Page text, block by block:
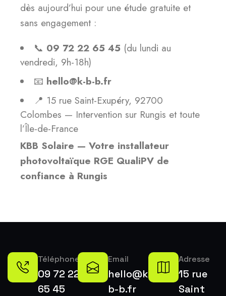
dès aujourd’hui pour une étude gratuite et
sans engagement :
📞 09 72 22 65 45 (du lundi au
vendredi, 9h-18h)
📧 hello@k-b-b.fr
📍 15 rue Saint-Exupéry, 92700
Colombes — Intervention sur Rungis et toute
l’Île-de-France
KBB Solaire — Votre installateur
photovoltaïque RGE QualiPV de
confiance à Rungis
Téléphone
09 72 22
65 45
Email
hello@k-
b-b.fr
Adresse
15 rue
Saint